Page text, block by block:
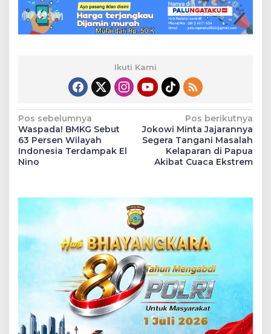
Ikuti Kami
Navigasi
pos
Pos sebelumnya
Waspada! BMKG Sebut
63 Persen Wilayah
Indonesia Terdampak El
Nino
Pos berikutnya
Jokowi Minta Jajarannya
Segera Tangani Masalah
Kelaparan di Papua
Akibat Cuaca Ekstrem